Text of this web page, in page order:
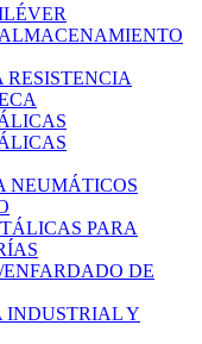
RESISTENCIA
NEUMÁTICOS
PARA
DE
INDUSTRIAL Y